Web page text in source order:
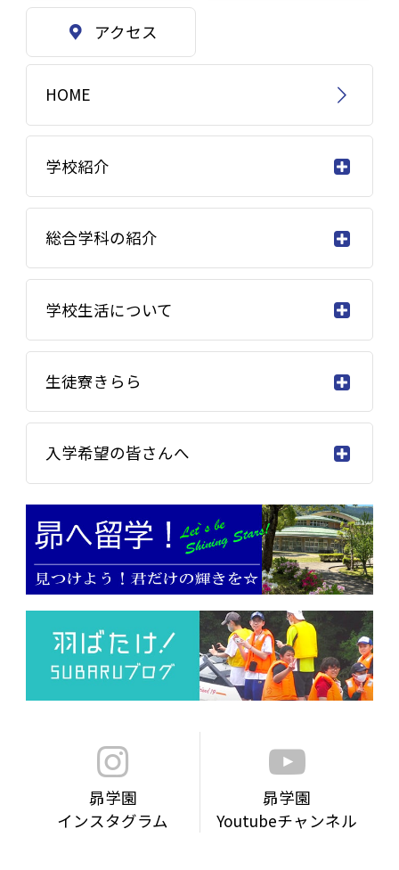
アクセス
HOME
学校紹介
総合学科の紹介
学校生活について
生徒寮きらら
入学希望の皆さんへ
昴学園
インスタグラム
昴学園
Youtubeチャンネル